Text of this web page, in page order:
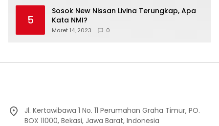
5
Sosok New Nissan Livina Terungkap, Apa
Kata NMI?
Maret 14, 2023 0
Jl. Kertawibawa 1 No. 11 Perumahan Graha Timur, PO.
BOX 11000, Bekasi, Jawa Barat, Indonesia